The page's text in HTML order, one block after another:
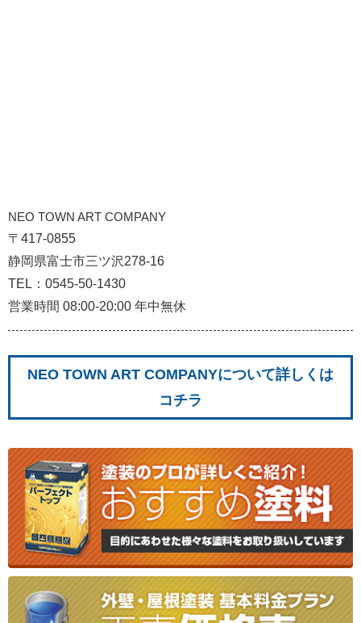
NEO TOWN ART COMPANY
〒417-0855
静岡県富士市三ツ沢278-16
TEL：0545-50-1430
営業時間 08:00-20:00 年中無休
NEO TOWN ART COMPANYについて詳しくは
コチラ